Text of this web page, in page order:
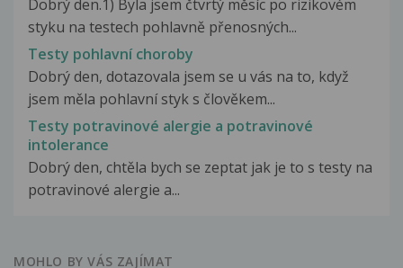
Dobrý den.1) Byla jsem čtvrtý měsíc po rizikovém
styku na testech pohlavně přenosných...
Testy pohlavní choroby
Dobrý den, dotazovala jsem se u vás na to, když
jsem měla pohlavní styk s člověkem...
Testy potravinové alergie a potravinové
intolerance
Dobrý den, chtěla bych se zeptat jak je to s testy na
potravinové alergie a...
MOHLO BY VÁS ZAJÍMAT